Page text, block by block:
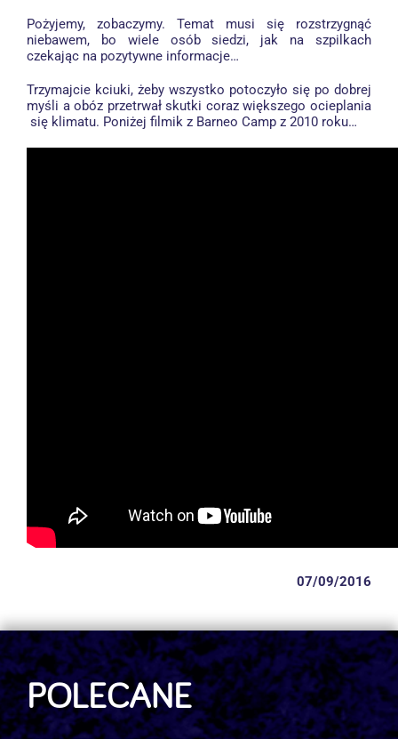
Pożyjemy, zobaczymy. Temat musi się rozstrzygnąć
niebawem, bo wiele osób siedzi, jak na szpilkach
czekając na pozytywne informacje…
Trzymajcie kciuki, żeby wszystko potoczyło się po dobrej
myśli a obóz przetrwał skutki coraz większego ocieplania
się klimatu. Poniżej filmik z Barneo Camp z 2010 roku…
07/09/2016
POLECANE